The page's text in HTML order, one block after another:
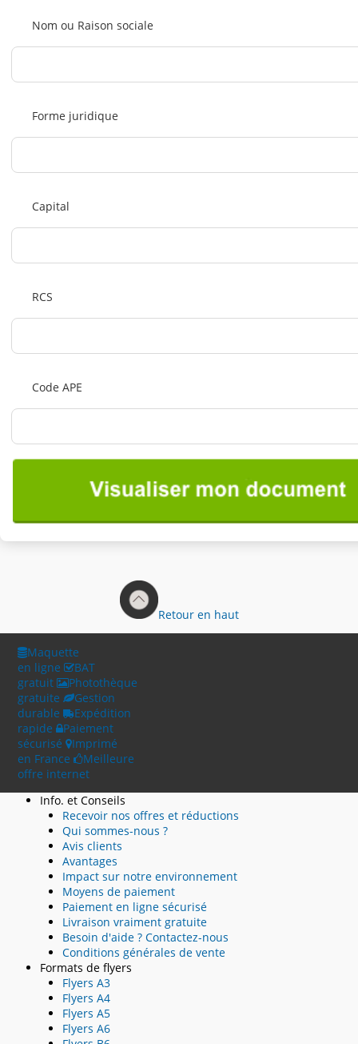
Nom ou Raison sociale
Forme juridique
Capital
RCS
Code APE
Retour en haut
Maquette
en ligne
BAT
gratuit
Photothèque
gratuite
Gestion
durable
Expédition
rapide
Paiement
sécurisé
Imprimé
en France
Meilleure
offre internet
Info. et Conseils
Recevoir nos offres et réductions
Qui sommes-nous ?
Avis clients
Avantages
Impact sur notre environnement
Moyens de paiement
Paiement en ligne sécurisé
Livraison vraiment gratuite
Besoin d'aide ? Contactez-nous
Conditions générales de vente
Formats de flyers
Flyers A3
Flyers A4
Flyers A5
Flyers A6